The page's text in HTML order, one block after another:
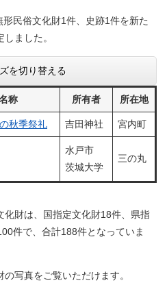
民俗文化財1件、史跡1件を新た
ました。
を切り替える
称 所有者 所在地
秋季祭礼 吉田神社 宮内町
水戸市
茨城大学
三の丸
化財は、国指定文化財18件、県指
件で、合計188件となっていま
写真をご覧いただけます。